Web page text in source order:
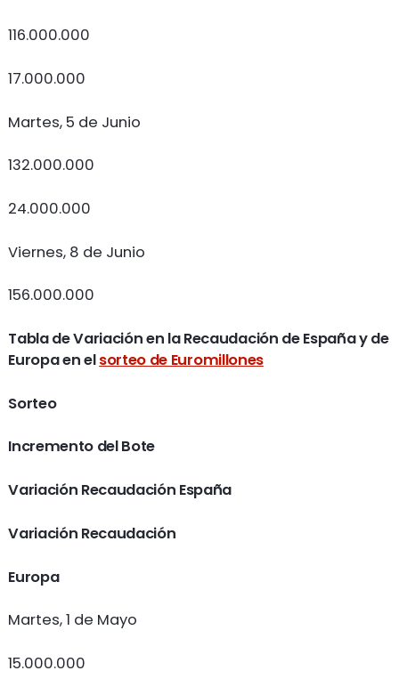
116.000.000
17.000.000
Martes, 5 de Junio
132.000.000
24.000.000
Viernes, 8 de Junio
156.000.000
Tabla de Variación en la Recaudación de España y de
Europa en elsorteo de Euromillones
Sorteo
Incremento del Bote
Variación Recaudación España
Variación Recaudación
Europa
Martes, 1 de Mayo
15.000.000